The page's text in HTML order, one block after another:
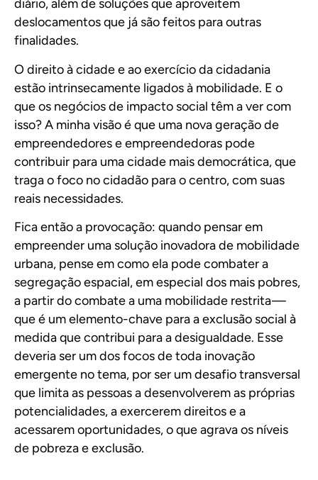
diário, além de soluções que aproveitem
deslocamentos que já são feitos para outras
finalidades.
O direito à cidade e ao exercício da cidadania
estão intrinsecamente ligados à mobilidade. E o
que os negócios de impacto social têm a ver com
isso? A minha visão é que uma nova geração de
empreendedores e empreendedoras pode
contribuir para uma cidade mais democrática, que
traga o foco no cidadão para o centro, com suas
reais necessidades.
Fica então a provocação: quando pensar em
empreender uma solução inovadora de mobilidade
urbana, pense em como ela pode combater a
segregação espacial, em especial dos mais pobres,
a partir do combate a uma mobilidade restrita —
que é um elemento-chave para a exclusão social à
medida que contribui para a desigualdade. Esse
deveria ser um dos focos de toda inovação
emergente no tema, por ser um desafio transversal
que limita as pessoas a desenvolverem as próprias
potencialidades, a exercerem direitos e a
acessarem oportunidades, o que agrava os níveis
de pobreza e exclusão.